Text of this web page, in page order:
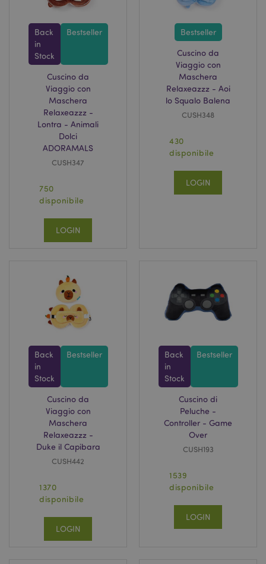
Back
in
Stock
Bestseller
Cuscino da
Viaggio con
Maschera
Relaxeazzz -
Lontra - Animali
Dolci
ADORAMALS
CUSH347
750
disponibile
LOGIN
Bestseller
Cuscino da
Viaggio con
Maschera
Relaxeazzz - Aoi
lo Squalo Balena
CUSH348
430
disponibile
LOGIN
Back
in
Stock
Bestseller
Cuscino da
Viaggio con
Maschera
Relaxeazzz -
Duke il Capibara
CUSH442
1370
disponibile
LOGIN
Back
in
Stock
Bestseller
Cuscino di
Peluche -
Controller - Game
Over
CUSH193
1539
disponibile
LOGIN